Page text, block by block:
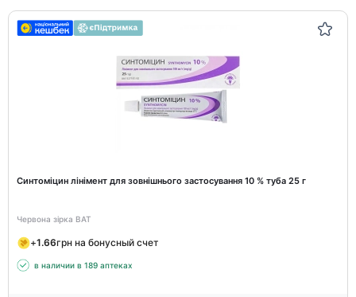
Синтоміцин лінімент для зовнішнього застосування 10 % туба 25 г
Червона зірка ВАТ
+1.66грн на бонусный счет
в наличии в 189 аптеках